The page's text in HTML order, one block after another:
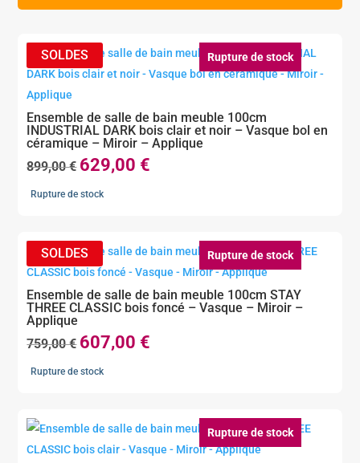
Rupture de stock
Ensemble de salle de bain meuble 100cm
INDUSTRIAL DARK bois clair et noir – Vasque bol en
céramique – Miroir – Applique
899,00€ Le
prix
899,00 €.
629,00 €
629,00 €.
Rupture de stock
Rupture de stock
Ensemble de salle de bain meuble 100cm STAY
THREE CLASSIC bois foncé – Vasque – Miroir –
Applique
759,00€ Le
prix
759,00 €.
607,00 €
607,00 €.
Rupture de stock
Rupture de stock